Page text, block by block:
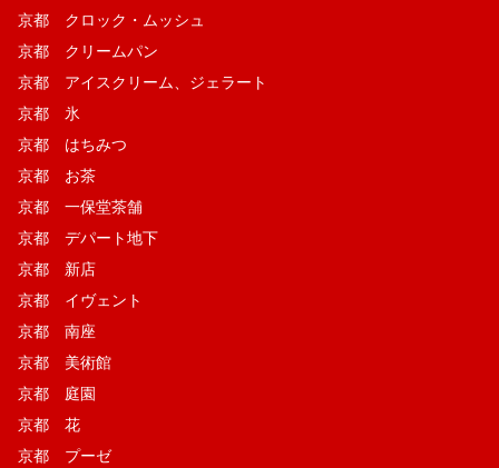
京都 クロック・ムッシュ
京都 クリームパン
京都 アイスクリーム、ジェラート
京都 氷
京都 はちみつ
京都 お茶
京都 一保堂茶舗
京都 デパート地下
京都 新店
京都 イヴェント
京都 南座
京都 美術館
京都 庭園
京都 花
京都 プーゼ